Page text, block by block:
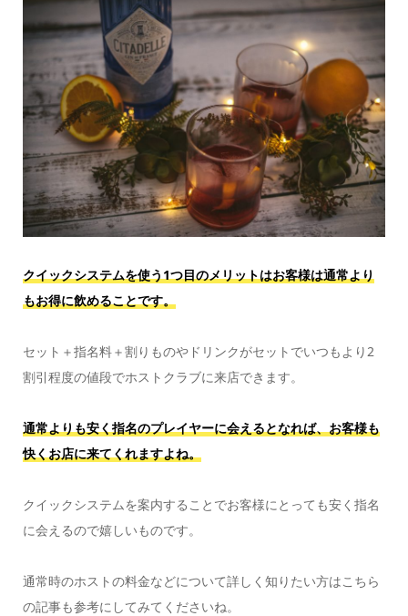
クイックシステムを使う1つ目のメリットはお客様は通常より
もお得に飲めることです。
セット＋指名料＋割りものやドリンクがセットでいつもより2
割引程度の値段でホストクラブに来店できます。
通常よりも安く指名のプレイヤーに会えるとなれば、お客様も
快くお店に来てくれますよね。
クイックシステムを案内することでお客様にとっても安く指名
に会えるので嬉しいものです。
通常時のホストの料金などについて詳しく知りたい方はこちら
の記事も参考にしてみてくださいね。